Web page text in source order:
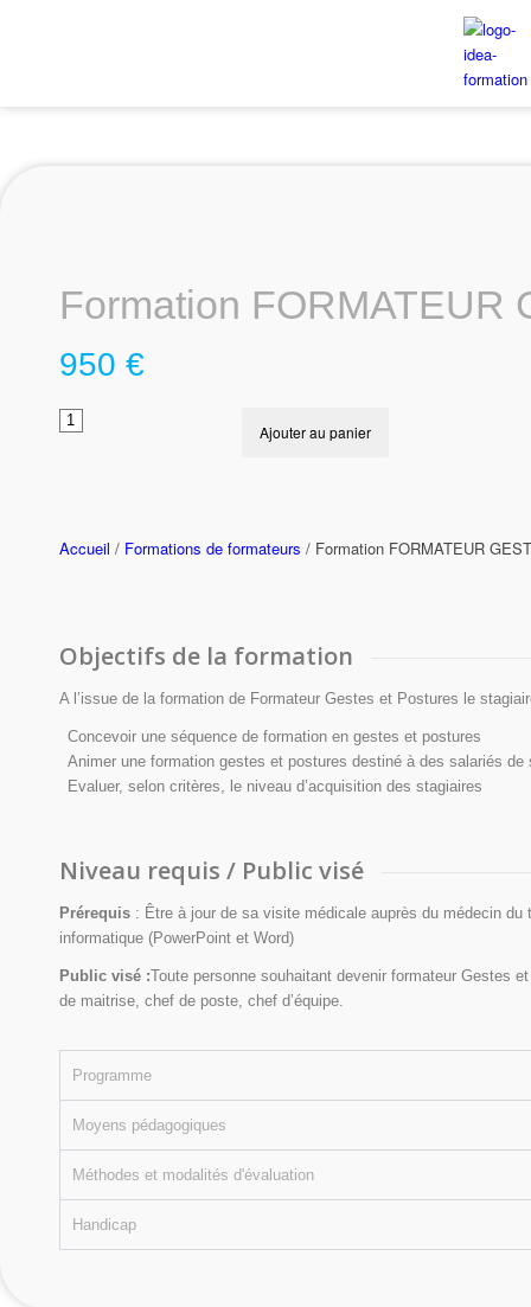
Formation FORMATEUR
950 €
Ajouter au panier
Accueil / Formations de formateurs / Formation FORMATEUR
Objectifs de la formation
A l’issue de la formation de Formateur Gestes et Postures le
Concevoir une séquence de formation en gestes et postures
Animer une formation gestes et postures destiné à des salariés de
Evaluer, selon critères, le niveau d’acquisition des stagiaires
Niveau requis / Public visé
Prérequis : Être à jour de sa visite médicale auprès du médecin
informatique (PowerPoint et Word)
Public visé :Toute personne souhaitant devenir formateur Gestes
de maitrise, chef de poste, chef d’équipe.
Programme
Moyens pédagogiques
Méthodes et modalités d'évaluation
Handicap